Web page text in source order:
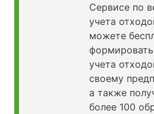
Сервисе по
учета
можете
учета
своему
а также
более 100